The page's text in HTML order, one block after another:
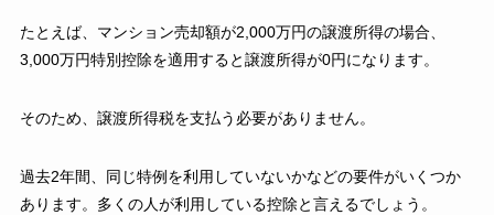
たとえば、マンション売却額が2,000万円の譲渡所得の場合、
3,000万円特別控除を適用すると譲渡所得が0円になります。
そのため、譲渡所得税を支払う必要がありません。
過去2年間、同じ特例を利用していないかなどの要件がいくつか
あります。多くの人が利用している控除と言えるでしょう。